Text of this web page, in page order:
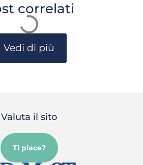
correlati
Vedi di più
Valuta il sito
Ti piace?